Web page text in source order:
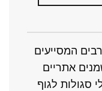
המסייעים
אתריים
סגולות לגוף